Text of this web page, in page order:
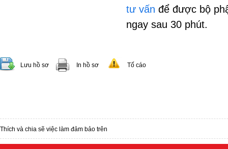
tư vấn để được bộ
ngay sau 30 phút.
Lưu hồ sơ In hồ sơ Tố cáo
Thích và chia sẽ việc làm đảm bảo trên